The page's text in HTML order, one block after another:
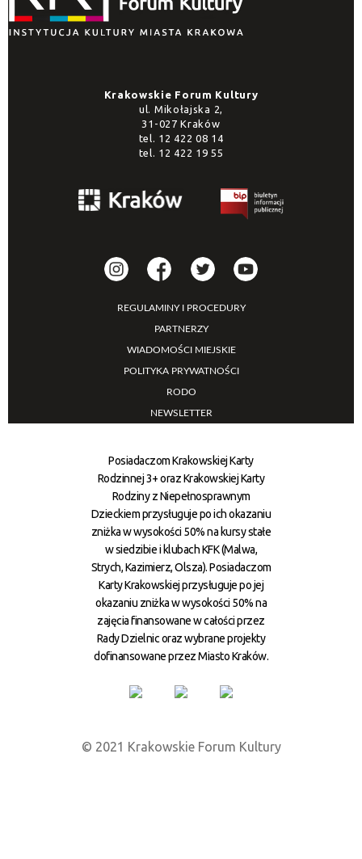
Krakowskie Forum Kultury
ul. Mikołajska 2,
31-027 Kraków
tel. 12 422 08 14
tel. 12 422 19 55
REGULAMINY I PROCEDURY
PARTNERZY
WIADOMOŚCI MIEJSKIE
POLITYKA PRYWATNOŚCI
RODO
NEWSLETTER
Posiadaczom Krakowskiej Karty
Rodzinnej 3+ oraz Krakowskiej Karty
Rodziny z Niepełnosprawnym
Dzieckiem przysługuje po ich okazaniu
zniżka w wysokości 50% na kursy stałe
w siedzibie i klubach KFK (Malwa,
Strych, Kazimierz, Olsza). Posiadaczom
Karty Krakowskiej przysługuje po jej
okazaniu zniżka w wysokości 50% na
zajęcia finansowane w całości przez
Rady Dzielnic oraz wybrane projekty
dofinansowane przez Miasto Kraków.
© 2021 Krakowskie Forum Kultury